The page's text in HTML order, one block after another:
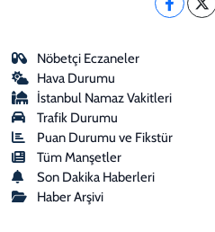
Nöbetçi Eczaneler
Hava Durumu
İstanbul Namaz Vakitleri
Trafik Durumu
Puan Durumu ve Fikstür
Tüm Manşetler
Son Dakika Haberleri
Haber Arşivi